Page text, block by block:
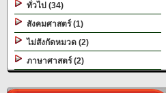
ทั่วไป (34)
สังคมศาสตร์ (1)
ไม่สังกัดหมวด (2)
ภาษาศาสตร์ (2)